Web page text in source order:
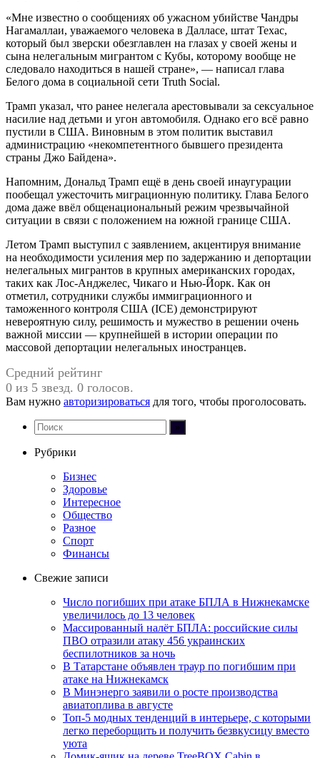
«Мне известно о сообщениях об ужасном убийстве Чандры
Нагамаллаи, уважаемого человека в Далласе, штат Техас,
который был зверски обезглавлен на глазах у своей жены и
сына нелегальным мигрантом с Кубы, которому вообще не
следовало находиться в нашей стране», — написал глава
Белого дома в социальной сети Truth Social.
Трамп указал, что ранее нелегала арестовывали за сексуальное
насилие над детьми и угон автомобиля. Однако его всё равно
пустили в США. Виновным в этом политик выставил
администрацию «некомпетентного бывшего президента
страны Джо Байдена».
Напомним, Дональд Трамп ещё в день своей инаугурации
пообещал ужесточить миграционную политику. Глава Белого
дома даже ввёл общенациональный режим чрезвычайной
ситуации в связи с положением на южной границе США.
Летом Трамп выступил с заявлением, акцентируя внимание
на необходимости усиления мер по задержанию и депортации
нелегальных мигрантов в крупных американских городах,
таких как Лос-Анджелес, Чикаго и Нью-Йорк. Как он
отметил, сотрудники службы иммиграционного и
таможенного контроля США (ICE) демонстрируют
невероятную силу, решимость и мужество в решении очень
важной миссии — крупнейшей в истории операции по
массовой депортации нелегальных иностранцев.
Средний рейтинг
0 из 5 звезд. 0 голосов.
Вам нужно авторизироваться для того, чтобы проголосовать.
Рубрики
Бизнес
Здоровье
Интересное
Общество
Разное
Спорт
Финансы
Свежие записи
Число погибших при атаке БПЛА в Нижнекамске
увеличилось до 13 человек
Массированный налёт БПЛА: российские силы
ПВО отразили атаку 456 украинских
беспилотников за ночь
В Татарстане объявлен траур по погибшим при
атаке на Нижнекамск
В Минэнерго заявили о росте производства
авиатоплива в августе
Топ-5 модных тенденций в интерьере, с которыми
легко переборщить и получить безвкусицу вместо
уюта